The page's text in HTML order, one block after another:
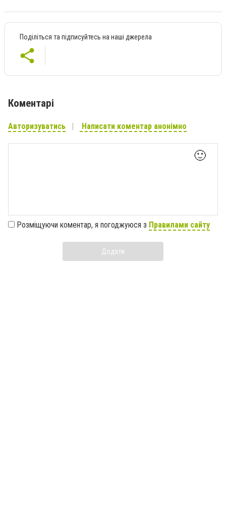
Поділіться та підписуйтесь на наші джерела
Коментарі
Авторизуватись Написати коментар анонімно
🙂
Розміщуючи коментар, я погоджуюся з Правилами сайту
Додати